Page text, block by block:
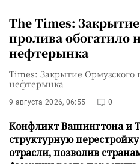
The Times:
пролива обогатило
нефтерынка
Times: Закрытие Ормузского
нефтерынка
9 августа 2026, 06:55 0
Конфликт Вашингтона и
структурную
отрасли, позволив